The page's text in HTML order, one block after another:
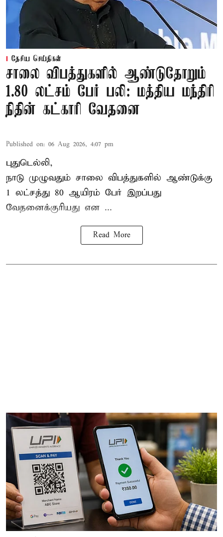
தேசிய செய்திகள்
சாலை விபத்துகளில் ஆண்டுதோறும்
1.80 லட்சம் பேர் பலி: மத்திய மந்திரி
நிதின் கட்காரி வேதனை
Published on: 06 Aug 2026, 4:07 pm
புதுடெல்லி,
நாடு முழுவதும் சாலை விபத்துகளில் ஆண்டுக்கு
1 லட்சத்து 80 ஆயிரம் பேர் இறப்பது
வேதனைக்குரியது என ...
Read More